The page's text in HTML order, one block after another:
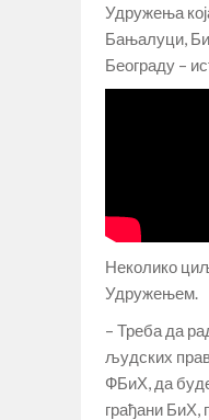
Удружења
Бањалуци,
Београду –
Неколико
Удружењем.
– Треба да
људских
ФБиХ, да
грађани БиХ,